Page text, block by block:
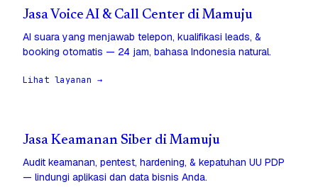
Jasa Voice AI & Call Center di Mamuju
AI suara yang menjawab telepon, kualifikasi leads, &
booking otomatis — 24 jam, bahasa Indonesia natural.
Lihat layanan →
Jasa Keamanan Siber di Mamuju
Audit keamanan, pentest, hardening, & kepatuhan UU PDP
— lindungi aplikasi dan data bisnis Anda.